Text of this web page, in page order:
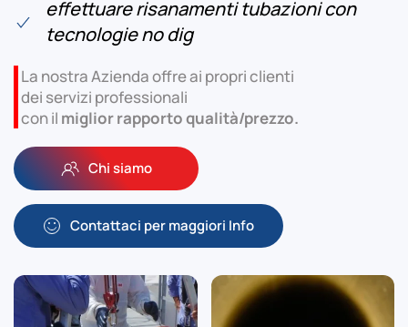
effettuare risanamenti tubazioni con
tecnologie no dig
La nostra Azienda offre ai propri clienti
dei servizi professionali
con il miglior rapporto qualità/prezzo.
Chi siamo
Contattaci per maggiori Info